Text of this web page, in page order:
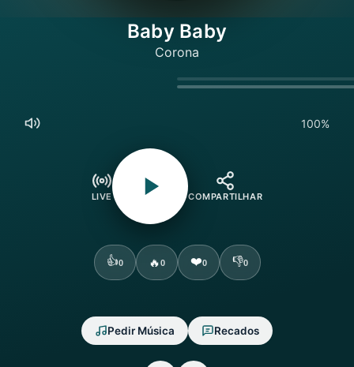
Baby Baby
Corona
100%
LIVE COMPARTILHAR
👍0 🔥0 ❤️0 👎0
Pedir Música Recados